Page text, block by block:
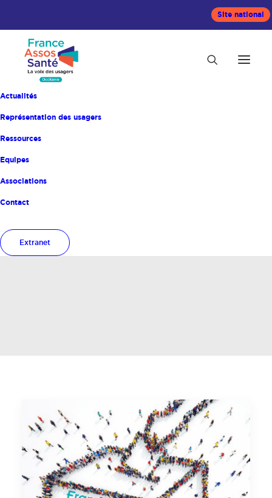
Site national
Actualités
Représentation des usagers
Ressources
Equipes
Associations
Contact
Extranet
Mois : juillet 2019